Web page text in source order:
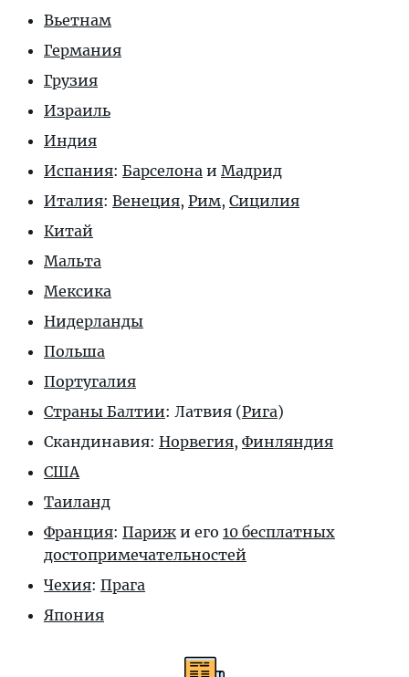
Вьетнам
Германия
Грузия
Израиль
Индия
Испания: Барселона и Мадрид
Италия: Венеция, Рим, Сицилия
Китай
Мальта
Мексика
Нидерланды
Польша
Португалия
Страны Балтии: Латвия (Рига)
Скандинавия: Норвегия, Финляндия
США
Таиланд
Франция: Париж и его 10 бесплатных
достопримечательностей
Чехия: Прага
Япония